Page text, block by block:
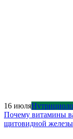
16 июля
Почему витамины
щитовидной железы